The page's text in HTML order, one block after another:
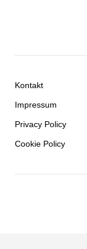
Kontakt
Impressum
Privacy Policy
Cookie Policy